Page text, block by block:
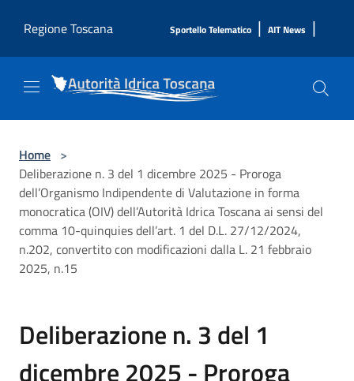
Regione Toscana
Sportello Telematico | AIT News |
Home >
Deliberazione n. 3 del 1 dicembre 2025 - Proroga
dell’Organismo Indipendente di Valutazione in forma
monocratica (OIV) dell’Autorità Idrica Toscana ai sensi del
comma 10-quinquies dell’art. 1 del D.L. 27/12/2024,
n.202, convertito con modificazioni dalla L. 21 febbraio
2025, n.15
Deliberazione n. 3 del 1
dicembre 2025 - Proroga